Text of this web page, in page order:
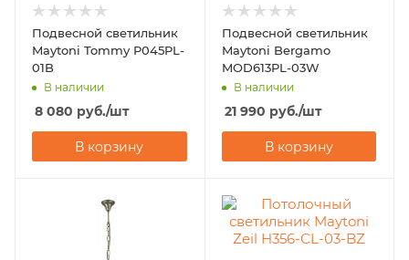
Подвесной светильник
Maytoni Tommy P045PL-
01B
В наличии
8 080 руб./шт
В корзину
Подвесной светильник
Maytoni Bergamo
MOD613PL-03W
В наличии
21 990 руб./шт
В корзину